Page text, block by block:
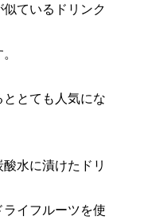
ているドリンク
とても人気にな
水に漬けたドリ
イフルーツを使